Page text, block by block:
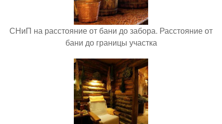
СНиП на расстояние от бани до забора. Расстояние от
бани до границы участка